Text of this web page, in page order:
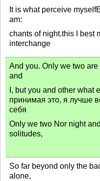
It is what perceive
am:
chants of night.this I best
interchange
And you. Only we two are
and
I, but you and other what
принимая это, я лучше
себя
Only we two Nor night
solitudes,
So far beyond only the
alone,